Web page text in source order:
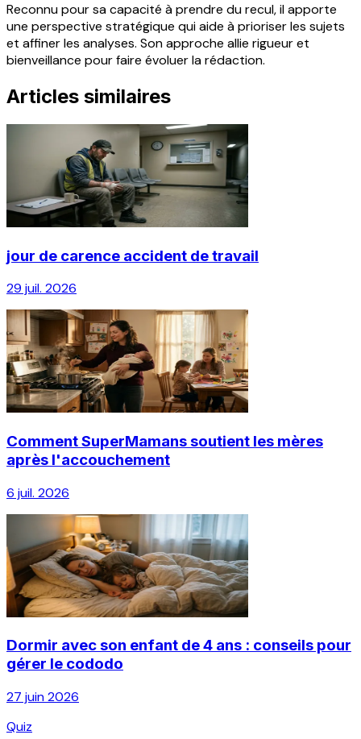
Reconnu pour sa capacité à prendre du recul, il apporte
une perspective stratégique qui aide à prioriser les sujets
et affiner les analyses. Son approche allie rigueur et
bienveillance pour faire évoluer la rédaction.
Articles similaires
jour de carence accident de travail
29 juil. 2026
Comment SuperMamans soutient les mères
après l'accouchement
6 juil. 2026
Dormir avec son enfant de 4 ans : conseils pour
gérer le cododo
27 juin 2026
Quiz